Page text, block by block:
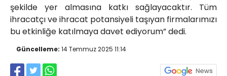
şekilde yer almasına katkı sağlayacaktır. Tüm
ihracatçı ve ihracat potansiyeli taşıyan firmalarımızı
bu etkinliğe katılmaya davet ediyorum” dedi.
Güncelleme: 14 Temmuz 2025 11:14